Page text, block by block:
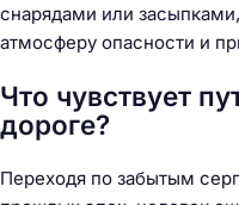
снарядами или
атмосферу опасности и
Что чувствует
дороге?
Переходя по забытым